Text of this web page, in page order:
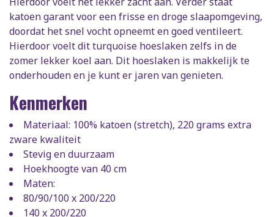
katoen garant voor een frisse en droge slaapomgeving,
doordat het snel vocht opneemt en goed ventileert.
Hierdoor voelt dit turquoise hoeslaken zelfs in de
zomer lekker koel aan. Dit hoeslaken is makkelijk te
onderhouden en je kunt er jaren van genieten.
Kenmerken
Materiaal: 100% katoen (stretch), 220 grams extra
zware kwaliteit
Stevig en duurzaam
Hoekhoogte van 40 cm
Maten:
80/90/100 x 200/220
140 x 200/220